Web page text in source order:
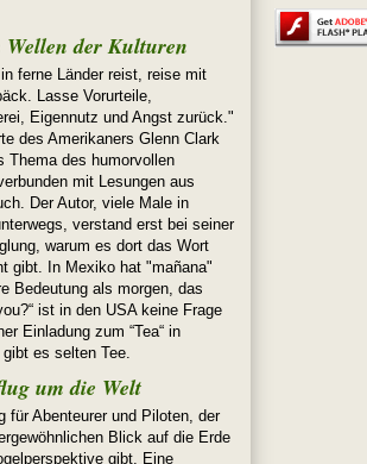
der Kulturen
ferne Länder reist, reise mit
Lasse Vorurteile,
Eigennutz und Angst zurück."
des Amerikaners Glenn Clark
Thema des humorvollen
mit Lesungen aus
Der Autor, viele Male in
verstand erst bei seiner
warum es dort das Wort
gibt. In Mexiko hat "mañana"
Bedeutung als morgen, das
ist in den USA keine Frage
Einladung zum “Tea“ in
es selten Tee.
um die Welt
für Abenteurer und Piloten, der
Blick auf die Erde
gibt. Eine